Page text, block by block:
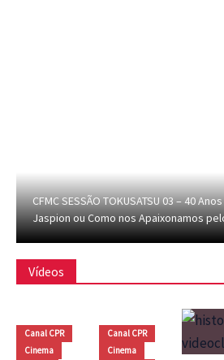
CFMC SESSÃO TOKUSATSU 03 – 40
Jaspion ou Como nos Apaixonamos
Vídeos
Canal CPR
Cinema
Canal CPR
Cinema